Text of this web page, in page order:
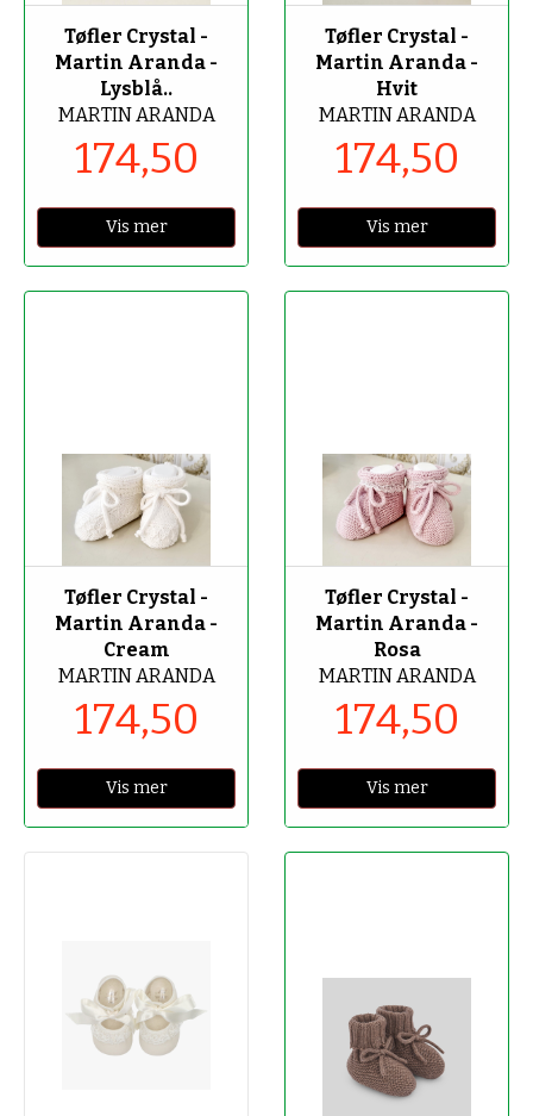
Tøfler Crystal -
Martin Aranda -
Lysblå..
MARTIN ARANDA
174,50
Vis mer
Tøfler Crystal -
Martin Aranda -
Hvit
MARTIN ARANDA
174,50
Vis mer
-50%
Tøfler Crystal -
Martin Aranda -
Cream
MARTIN ARANDA
174,50
Vis mer
-50%
Tøfler Crystal -
Martin Aranda -
Rosa
MARTIN ARANDA
174,50
Vis mer